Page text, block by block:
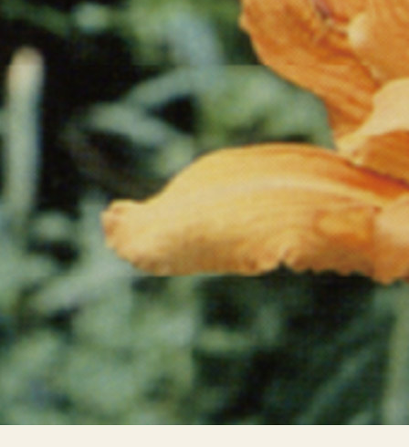
文字サイズ 小 中 大
生物多様性ふくおかウェブセンターとは
サイトマップ